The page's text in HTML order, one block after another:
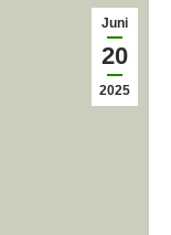
Juni
20
2025